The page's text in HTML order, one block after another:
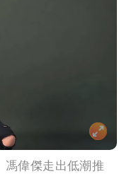
地區」達停班課
是好友」 駁斥
馮偉傑走出低潮推